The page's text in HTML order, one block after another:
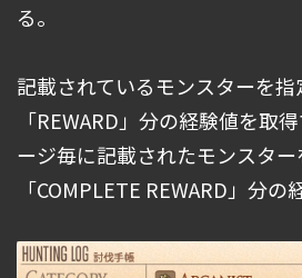
る。
記載されているモンスターを指
「REWARD」分の経験値を取
ージ毎に記載されたモンスタ
「COMPLETE REWARD」分の